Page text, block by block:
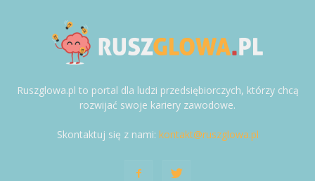
Ruszglowa.pl to portal dla ludzi przedsiębiorczych, którzy chcą
rozwijać swoje kariery zawodowe.
Skontaktuj się z nami: kontakt@ruszglowa.pl